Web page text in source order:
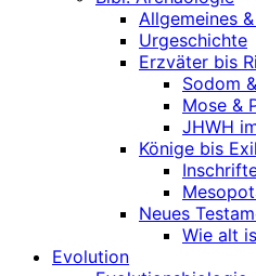
Allgemeines
Urgeschichte
Erzväter bis
Sodom
Mose &
JHWH
Könige bis Exil
Neues
Wie alt
Evolution